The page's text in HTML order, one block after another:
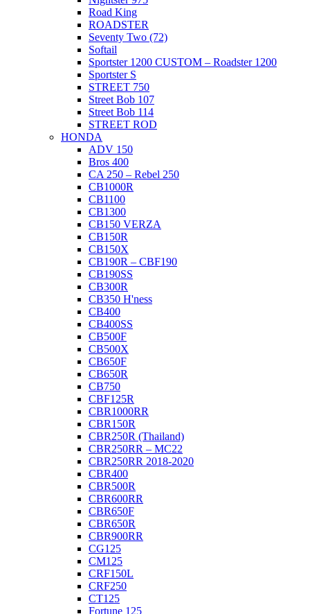
Road King
ROADSTER
Seventy Two (72)
Softail
Sportster 1200 CUSTOM – Roadster 1200
Sportster S
STREET 750
Street Bob 107
Street Bob 114
STREET ROD
HONDA
ADV 150
Bros 400
CA 250 – Rebel 250
CB1000R
CB1100
CB1300
CB150 VERZA
CB150R
CB150X
CB190R – CBF190
CB190SS
CB300R
CB350 H'ness
CB400
CB400SS
CB500F
CB500X
CB650F
CB650R
CB750
CBF125R
CBR1000RR
CBR150R
CBR250R (Thailand)
CBR250RR – MC22
CBR250RR 2018-2020
CBR400
CBR500R
CBR600RR
CBR650F
CBR650R
CBR900RR
CG125
CM125
CRF150L
CRF250
CT125
Fortune 125